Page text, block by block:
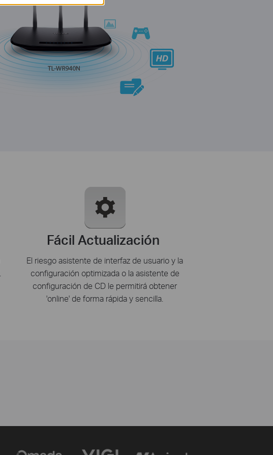
Fácil Actualización
El riesgo asistente de interfaz de usuario y la
configuración optimizada o la asistente de
configuración de CD le permitirá obtener
'online' de forma rápida y sencilla.